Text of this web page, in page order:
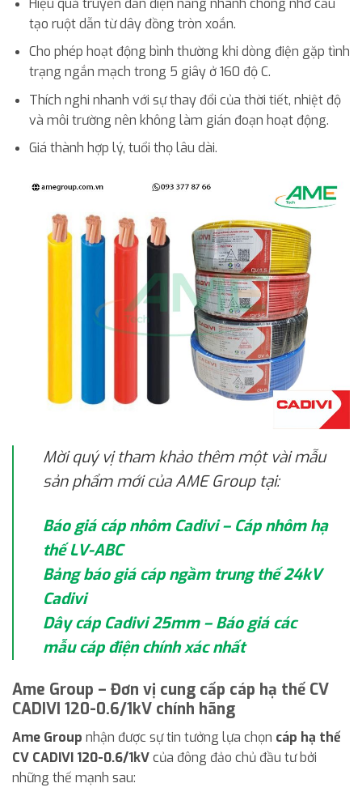
tạo ruột dẫn từ dây đồng tròn xoắn.
Cho phép hoạt động bình thường khi dòng điện gặp tình
trạng ngắn mạch trong 5 giây ở 160 độ C.
Thích nghi nhanh với sự thay đổi của thời tiết, nhiệt độ
và môi trường nên không làm gián đoạn hoạt động.
Giá thành hợp lý, tuổi thọ lâu dài.
Mời quý vị tham khảo thêm một vài mẫu
sản phẩm mới của AME Group tại:
Báo giá cáp nhôm Cadivi – Cáp nhôm hạ
thế LV-ABC
Bảng báo giá cáp ngầm trung thế 24kV
Cadivi
Dây cáp Cadivi 25mm – Báo giá các
mẫu cáp điện chính xác nhất
Ame Group – Đơn vị cung cấp cáp hạ thế CV
CADIVI 120-0.6/1kV chính hãng
Ame Group nhận được sự tin tưởng lựa chọn cáp hạ thế
CV CADIVI 120-0.6/1kVcủa đông đảo chủ đầu tư bởi
những thế mạnh sau: